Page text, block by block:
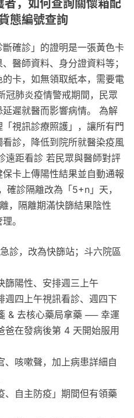
，如何查詢關懷箱配
態編號查詢
確診」的證明是一張黃色卡
醫師資料、身分證資料等；
的卡，如無領取紙本，需要電
冠肺炎疫情警戒期間，民眾
遲就醫而影響病情。 為解
視訊診療照護」，讓所有門
診，降低到院所就醫染疫風
遠距看診 若民眾與醫師對評
卡上傳陽性結果並自動通報
確診隔離改為「5+n」天，
，隔離期滿快篩結果陰性
。
診，改為快篩站；斗六院區
篩陽性、安排週三上午
週四上午視訊看診、週四下
& 去核心藥局拿藥 ── 幸運
爸在發病後第 4 天開始服用
、咳嗽聲，加上病患詳細自
、自主防疫」期間但有領藥